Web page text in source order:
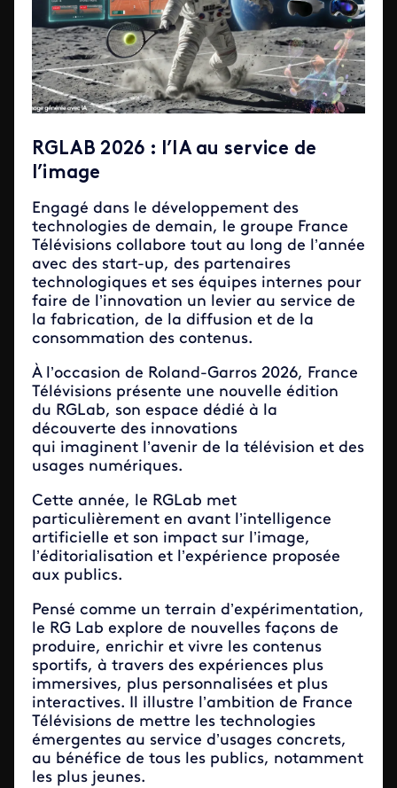
RGLAB 2026 : l’IA au service de
l’image
Engagé dans le développement des
technologies de demain, le groupe France
Télévisions collabore tout au long de l’année
avec des start-up, des partenaires
technologiques et ses équipes internes pour
faire de l’innovation un levier au service de
la fabrication, de la diffusion et de la
consommation des contenus.
À l’occasion de Roland-Garros 2026, France
Télévisions présente une nouvelle édition
du RGLab, son espace dédié à la
découverte des innovations
qui imaginent l’avenir de la télévision et des
usages numériques.
Cette année, le RGLab met
particulièrement en avant l’intelligence
artificielle et son impact sur l’image,
l’éditorialisation et l’expérience proposée
aux publics.
Pensé comme un terrain d’expérimentation,
le RG Lab explore de nouvelles façons de
produire, enrichir et vivre les contenus
sportifs, à travers des expériences plus
immersives, plus personnalisées et plus
interactives. Il illustre l’ambition de France
Télévisions de mettre les technologies
émergentes au service d’usages concrets,
au bénéfice de tous les publics, notamment
les plus jeunes.